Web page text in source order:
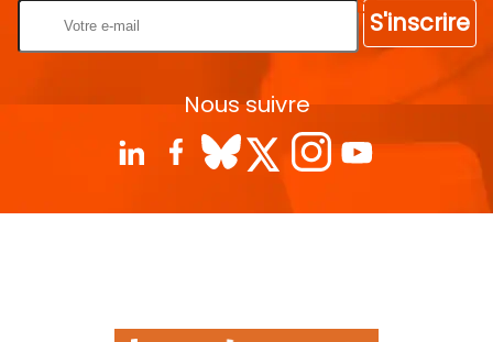
S'inscrire
Nous suivre